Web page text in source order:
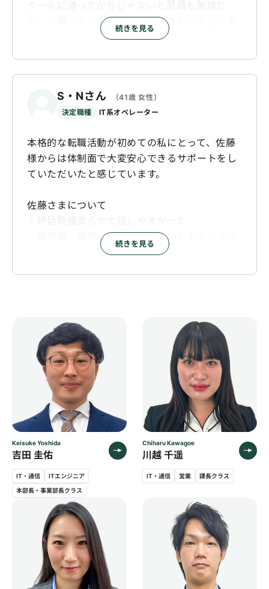
な」と思っているときに、佐藤さんに出会いま
言語化するお手伝いをしてくれて、信頼できる
なと思いました。
かないといけないのかな、などと考えて嫌にな
ることもあったのですが、
佐藤さんはちゃんと私の軸を支持しながら、私
ん提案してくれました。本当に感謝していま
単に内定まですすめるだけでなく、私の人生そ
のものを真剣に考えてくださっていると感じ、
本当に心強かったです。
続きを見る
S・Nさん
（41歳 女性）
決定職種
IT系オペレーター
本格的な転職活動が初めての私にとって、佐藤
様からは体制面で大変安心できるサポートをし
ていただいたと感じています。
佐藤さまについて
・履歴書、職務経歴書にいただいたアドバイス
で品質を上げてくださった
・職務経歴書に誤字脱字があったことに面接後
に気づいたのですが、そちらは気づかなかった
のかもしくは
応募の際に修正してくださっていたのか…と
いう申し訳なさがあります
サービス全体について
・佐藤さまのお休み予定もお聞きした上で「ご
連絡だけしておく」とお約束していた内容をご
連絡した際に、
別の方から「お休みなので代わりに」とご返
信いただくことがありました。
お休みだと知らなければ安心したと思います
が、お休みであることは私と佐藤さまの間では
共通認識でしたので、文面も相まって、いささ
か過剰に感じました。
・システムの話になりますが、受領の応答のみ
続きを見る
Keisuke Yoshida
吉田 圭佑
IT・通信
ITエンジニア
本部長・事業部長クラス
Chiharu Kawagoe
川越 千遥
IT・通信 営業 課長クラス